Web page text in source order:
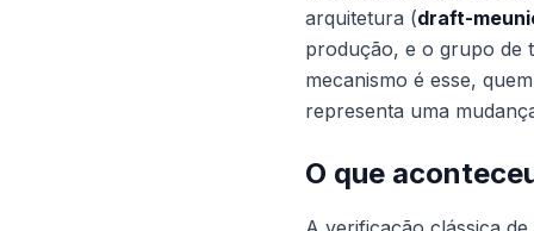
arquitetura (draft-
produção, e o grupo de
mecanismo é esse,
representa uma
O que